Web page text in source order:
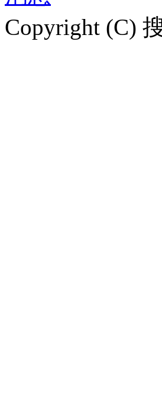
Copyright (C)